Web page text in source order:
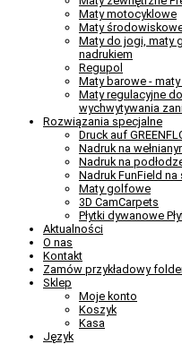
Maty motocyklowe
Maty
Maty do jogi, maty
nadrukiem
Regupol
Maty barowe - maty
Maty regulacyjne
wychwytywania
Rozwiązania specjalne
Druck auf
Nadruk na
Nadruk na
Nadruk FunField
Maty golfowe
3D CamCarpets
Płytki dywanowe
Aktualności
O nas
Kontakt
Zamów przykładowy
Sklep
Moje konto
Koszyk
Kasa
Język